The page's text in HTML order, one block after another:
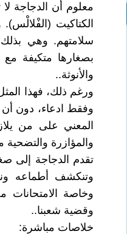
معلوم أن الدجاجة
الكتاكيت
سلامتهم. وهي
بصغارها متكيفة مع
والأنوثة..
ورغم ذلك، فهذا
وفقط ادعاء، دون أن
المعني على من
والمؤازرة
تقدم الدجاجة إلى
وتنكشف أطماعه
وخاصة الامتحانات
وقضية شعبنا..
خلاصات مباشرة: